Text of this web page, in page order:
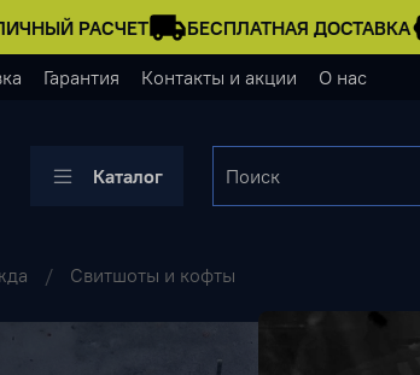
РАСЧЕТ БЕСПЛАТНАЯ ДОСТАВКА
Гарантия Контакты и акции О нас
Каталог
Свитшоты и кофты